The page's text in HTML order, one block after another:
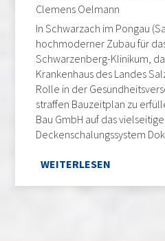
Clemens Oelmann
In Schwarzach im Pongau
hochmoderner Zubau für
Schwarzenberg-Klinikum,
Krankenhaus des Landes
Rolle in der
straffen Bauzeitplan zu
Bau GmbH auf das vielseitige
Deckenschalungssystem
WEITERLESEN